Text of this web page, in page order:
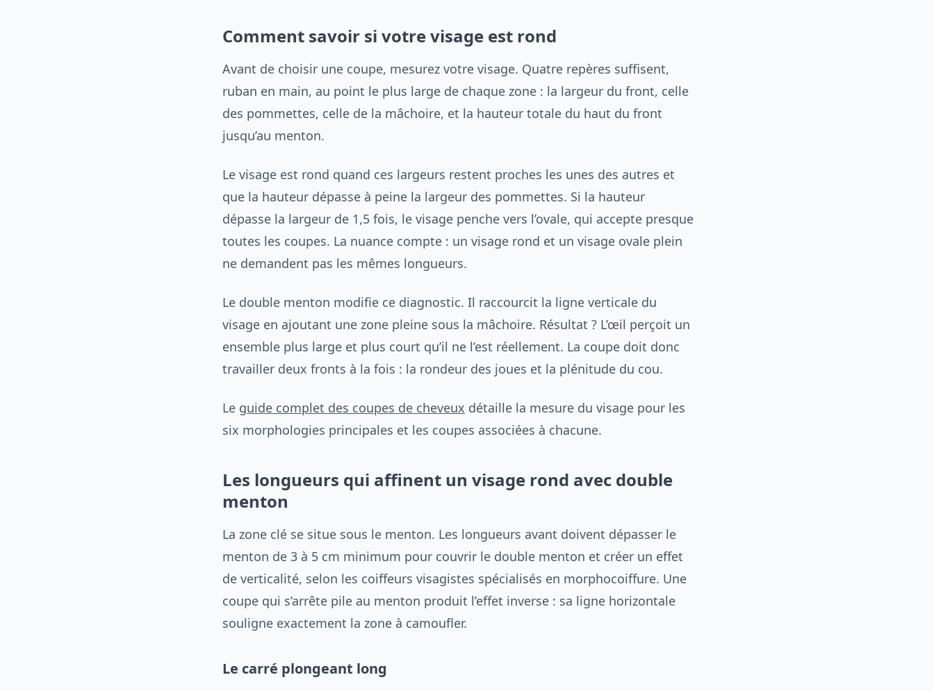
Comment savoir si votre visage est rond
Avant de choisir une coupe, mesurez votre visage. Quatre repères suffisent,
ruban en main, au point le plus large de chaque zone : la largeur du front, celle
des pommettes, celle de la mâchoire, et la hauteur totale du haut du front
jusqu’au menton.
Le visage est rond quand ces largeurs restent proches les unes des autres et
que la hauteur dépasse à peine la largeur des pommettes. Si la hauteur
dépasse la largeur de 1,5 fois, le visage penche vers l’ovale, qui accepte presque
toutes les coupes. La nuance compte : un visage rond et un visage ovale plein
ne demandent pas les mêmes longueurs.
Le double menton modifie ce diagnostic. Il raccourcit la ligne verticale du
visage en ajoutant une zone pleine sous la mâchoire. Résultat ? L’œil perçoit un
ensemble plus large et plus court qu’il ne l’est réellement. La coupe doit donc
travailler deux fronts à la fois : la rondeur des joues et la plénitude du cou.
Le guide complet des coupes de cheveux détaille la mesure du visage pour les
six morphologies principales et les coupes associées à chacune.
Les longueurs qui affinent un visage rond avec double
menton
La zone clé se situe sous le menton. Les longueurs avant doivent dépasser le
menton de 3 à 5 cm minimum pour couvrir le double menton et créer un effet
de verticalité, selon les coiffeurs visagistes spécialisés en morphocoiffure. Une
coupe qui s’arrête pile au menton produit l’effet inverse : sa ligne horizontale
souligne exactement la zone à camoufler.
Le carré plongeant long